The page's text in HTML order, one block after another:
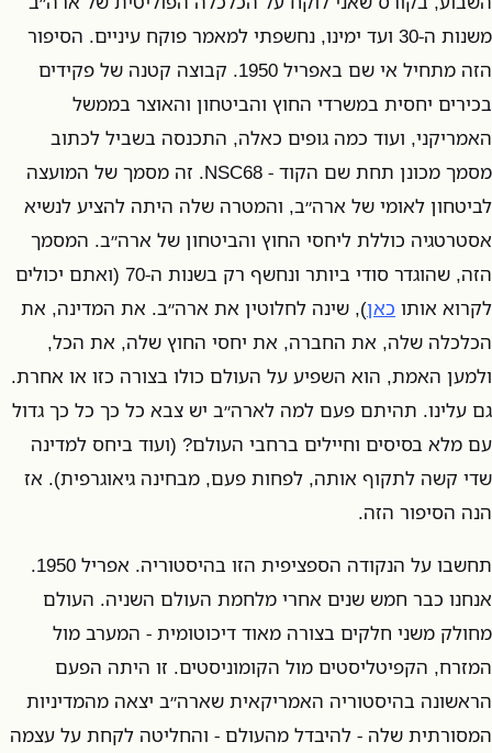
משנות ה-30 ועד ימינו, נחשפתי למאמר פוקח עיניים. הסיפור
הזה מתחיל אי שם באפריל 1950. קבוצה קטנה של פקידים
בכירים יחסית במשרדי החוץ והביטחון והאוצר בממשל
האמריקני, ועוד כמה גופים כאלה, התכנסה בשביל לכתוב
מסמך מכונן תחת שם הקוד - NSC68. זה מסמך של המועצה
לביטחון לאומי של ארה״ב, והמטרה שלה היתה להציע לנשיא
אסטרטגיה כוללת ליחסי החוץ והביטחון של ארה״ב. המסמך
הזה, שהוגדר סודי ביותר ונחשף רק בשנות ה-70 (ואתם יכולים
לקרוא אותו כאן), שינה לחלוטין את ארה״ב. את המדינה, את
הכלכלה שלה, את החברה, את יחסי החוץ שלה, את הכל,
ולמען האמת, הוא השפיע על העולם כולו בצורה כזו או אחרת.
גם עלינו. תהיתם פעם למה לארה״ב יש צבא כל כך כל כך גדול
עם מלא בסיסים וחיילים ברחבי העולם? (ועוד ביחס למדינה
שדי קשה לתקוף אותה, לפחות פעם, מבחינה גיאוגרפית). אז
הנה הסיפור הזה.
תחשבו על הנקודה הספציפית הזו בהיסטוריה. אפריל 1950.
אנחנו כבר חמש שנים אחרי מלחמת העולם השניה. העולם
מחולק משני חלקים בצורה מאוד דיכוטומית - המערב מול
המזרח, הקפיטליסטים מול הקומוניסטים. זו היתה הפעם
הראשונה בהיסטוריה האמריקאית שארה״ב יצאה מהמדיניות
המסורתית שלה - להיבדל מהעולם - והחליטה לקחת על עצמה